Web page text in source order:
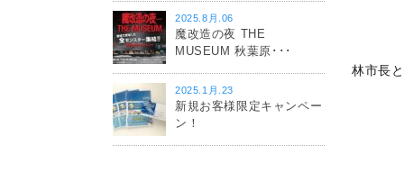
林市長
2025.8月.06
魔改造の夜 THE
MUSEUM 秋葉原･･･
2025.1月.23
新規お客様限定キャンペー
ン！